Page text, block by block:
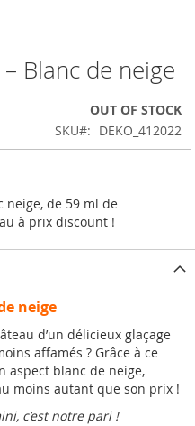
Blanc de neige
OUT OF STOCK
SKU
DEKO_412022
neige, de 59 ml de
à prix discount !
neige
d’un délicieux glaçage
affamés ? Grâce à ce
aspect blanc de neige,
moins autant que son prix !
c’est notre pari !